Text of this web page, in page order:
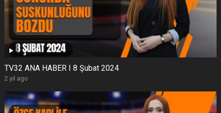
TV32 ANA HABER I 8 Şubat 2024
2 yıl ago